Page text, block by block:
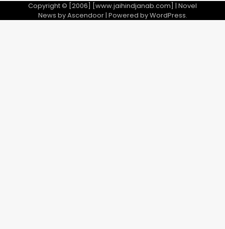
Copyright © [2006] [www.jaihindjanab.com] | Novel
News byAscendoor| Powered byWordPress.